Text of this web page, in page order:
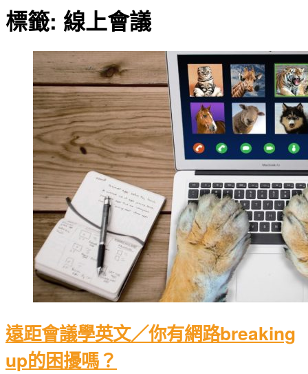
標籤: 線上會議
遠距會議學英文／你有網路breaking
up的困擾嗎？